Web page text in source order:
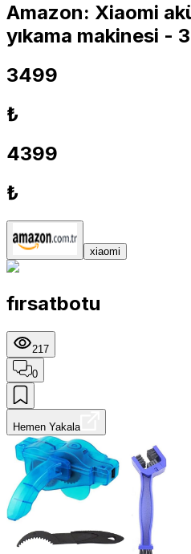
Amazon: Xiaomi
yıkama makinesi -
3499
₺
4399
₺
xiaomi
fırsatbotu
217
0
Hemen Yakala